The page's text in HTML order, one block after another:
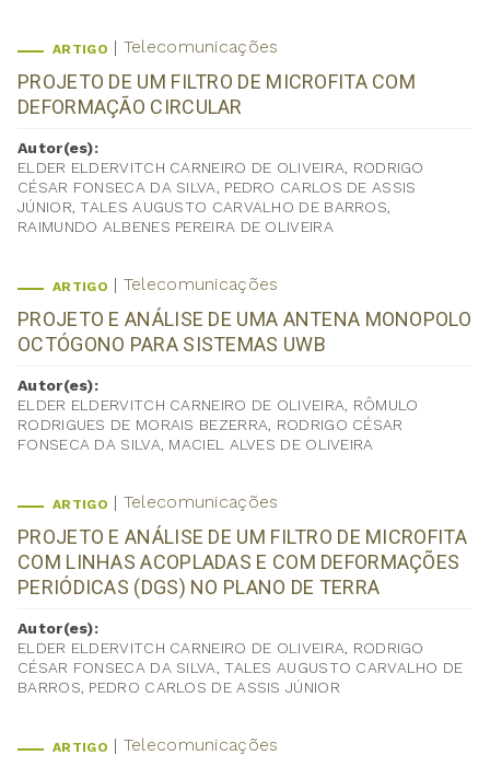
ARTIGO Telecomunicações
PROJETO DE UM FILTRO DE MICROFITA COM
DEFORMAÇÃO CIRCULAR
Autor(es):
ELDER ELDERVITCH CARNEIRO DE OLIVEIRA, RODRIGO
CÉSAR FONSECA DA SILVA, PEDRO CARLOS DE ASSIS
JÚNIOR, TALES AUGUSTO CARVALHO DE BARROS,
RAIMUNDO ALBENES PEREIRA DE OLIVEIRA
ARTIGO Telecomunicações
PROJETO E ANÁLISE DE UMA ANTENA MONOPOLO
OCTÓGONO PARA SISTEMAS UWB
Autor(es):
ELDER ELDERVITCH CARNEIRO DE OLIVEIRA, RÔMULO
RODRIGUES DE MORAIS BEZERRA, RODRIGO CÉSAR
FONSECA DA SILVA, MACIEL ALVES DE OLIVEIRA
ARTIGO Telecomunicações
PROJETO E ANÁLISE DE UM FILTRO DE MICROFITA
COM LINHAS ACOPLADAS E COM DEFORMAÇÕES
PERIÓDICAS (DGS) NO PLANO DE TERRA
Autor(es):
ELDER ELDERVITCH CARNEIRO DE OLIVEIRA, RODRIGO
CÉSAR FONSECA DA SILVA, TALES AUGUSTO CARVALHO DE
BARROS, PEDRO CARLOS DE ASSIS JÚNIOR
ARTIGO Telecomunicações